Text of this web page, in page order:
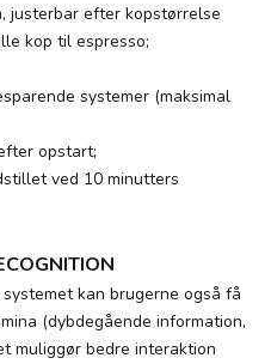
justerbar efter kopstørrelse
kop til espresso;
systemer (maksimal
opstart;
ved 10 minutters
kan brugerne også få
(dybdegående information,
muliggør bedre interaktion